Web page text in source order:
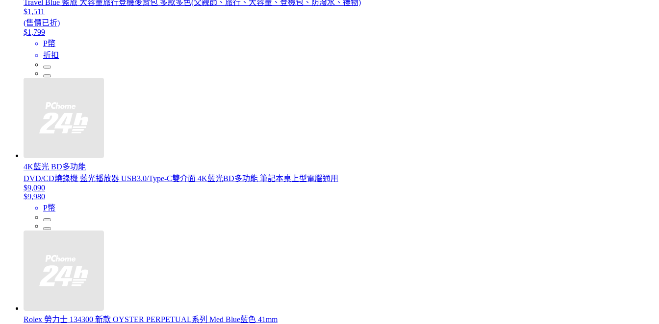
Travel Blue 藍旅 大容量旅行登機後背包 多款多色(父親節、旅行、大容量、登機包、防潑水、禮物)
$1,511
(售價已折)
$1,799
P幣
折扣
4K藍光 BD多功能
DVD/CD燒錄機 藍光播放器 USB3.0/Type-C雙介面 4K藍光BD多功能 筆記本桌上型電腦通用
$9,090
$9,980
P幣
Rolex 勞力士 134300 新款 OYSTER PERPETUAL系列 Med Blue藍色 41mm